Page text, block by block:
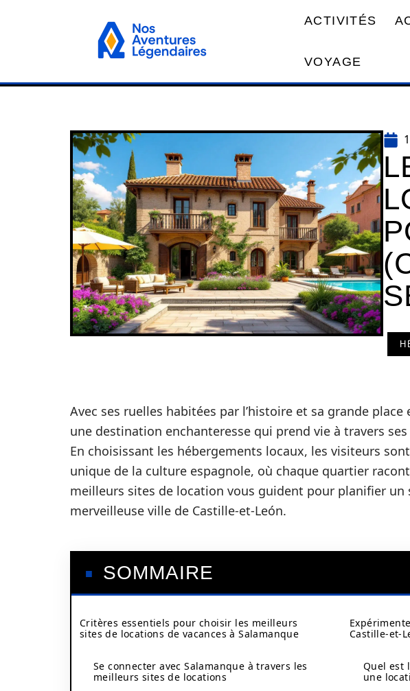
ACTIVITÉS
VOYAGE
Avec ses ruelles habitées par l’histoire et sa grande
une destination enchanteresse qui prend vie à travers
En choisissant les hébergements locaux, les visiteurs
unique de la culture espagnole, où chaque quartier
meilleurs sites de location vous guident pour planifier
merveilleuse ville de Castille-et-León.
SOMMAIRE
Critères essentiels pour choisir les meilleurs
sites de locations de vacances à Salamanque
Se connecter avec Salamanque à travers les
meilleurs sites de locations
Castille-et-
Quel est
une